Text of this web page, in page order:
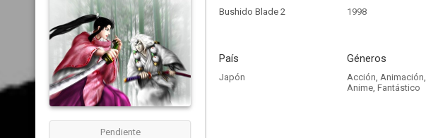
Pendiente
Bushido Blade 2 1998
País
Japón
Géneros
Acción, Animación,
Anime, Fantástico